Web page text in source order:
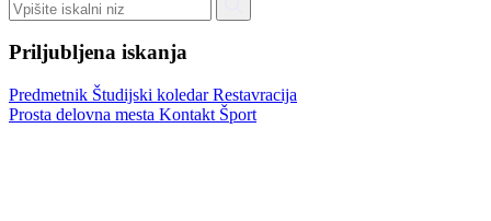
Priljubljena iskanja
Predmetnik Študijski koledarRestavracija
Prosta delovna mesta Kontakt Šport